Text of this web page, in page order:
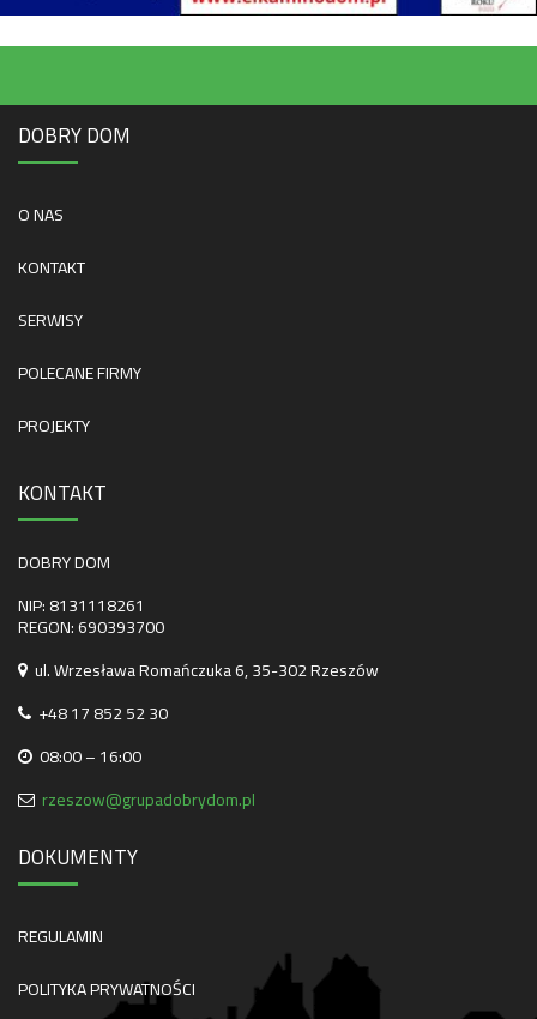
DOBRY DOM
O NAS
KONTAKT
SERWISY
POLECANE FIRMY
PROJEKTY
KONTAKT
DOBRY DOM
NIP: 8131118261
REGON: 690393700
ul. Wrzesława Romańczuka 6, 35-302 Rzeszów
+48 17 852 52 30
08:00 – 16:00
rzeszow@grupadobrydom.pl
DOKUMENTY
REGULAMIN
POLITYKA PRYWATNOŚCI